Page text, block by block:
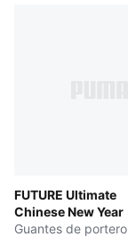
FUTURE Ultimate
Chinese New Year
Guantes de portero